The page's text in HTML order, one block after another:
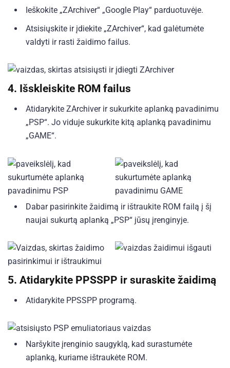
Ieškokite „ZArchiver“ „Google Play“ parduotuvėje.
Atsisiųskite ir įdiekite „ZArchiver“, kad galėtumėte
valdyti ir rasti žaidimo failus.
4. Išskleiskite ROM failus
Atidarykite ZArchiver ir sukurkite aplanką pavadinimu
„PSP“. Jo viduje sukurkite kitą aplanką pavadinimu
„GAME“.
Dabar pasirinkite žaidimą ir ištraukite ROM failą į šį
naujai sukurtą aplanką „PSP“ jūsų įrenginyje.
5. Atidarykite PPSSPP ir suraskite žaidimą
Atidarykite PPSSPP programą.
Naršykite įrenginio saugyklą, kad surastumėte
aplanką, kuriame ištraukėte ROM.